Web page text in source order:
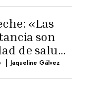
«Las
son
de salud
| Jaqueline Gálvez